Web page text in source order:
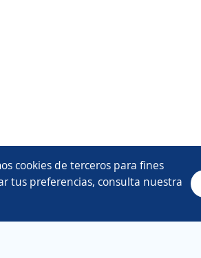
cookies de terceros para fines
tus preferencias, consulta nuestra